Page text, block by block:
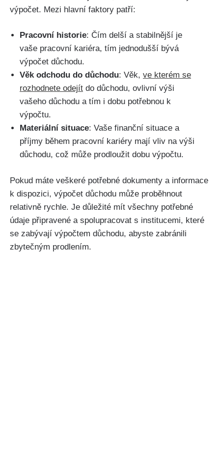
výpočet. Mezi hlavní faktory patří:
Pracovní historie: Čím delší a stabilnější je
vaše pracovní kariéra, tím jednodušší bývá
výpočet důchodu.
Věk odchodu do důchodu: Věk, ve kterém se
rozhodnete odejít do důchodu, ovlivní výši
vašeho důchodu a tím i dobu potřebnou k
výpočtu.
Materiální situace: Vaše finanční situace a
příjmy během pracovní kariéry mají vliv na výši
důchodu, což může prodloužit dobu výpočtu.
Pokud máte veškeré potřebné dokumenty a informace
k dispozici, výpočet důchodu může proběhnout
relativně rychle. Je důležité mít všechny potřebné
údaje připravené a spolupracovat s institucemi, které
se zabývají výpočtem důchodu, abyste zabránili
zbytečným prodlením.